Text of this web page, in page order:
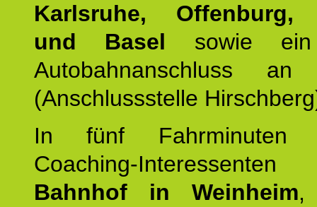
Karlsruhe, Offenburg,
und Basel sowie ein
Autobahnanschluss
(Anschlussstelle
In fünf Fahrminuten
Coaching-
Bahnhof in Weinheim,